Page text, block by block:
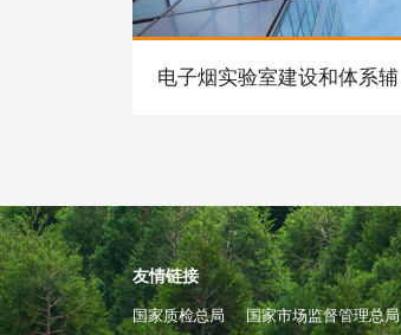
友情链接
国家质检总局 国家市场监督管理总局